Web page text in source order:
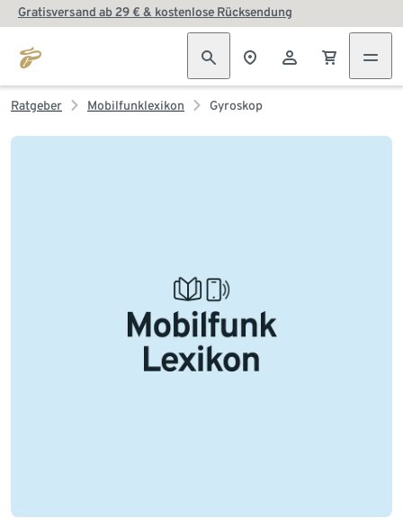
Gratisversand ab 29 € & kostenlose Rücksendung
Ratgeber Mobilfunklexikon Gyroskop